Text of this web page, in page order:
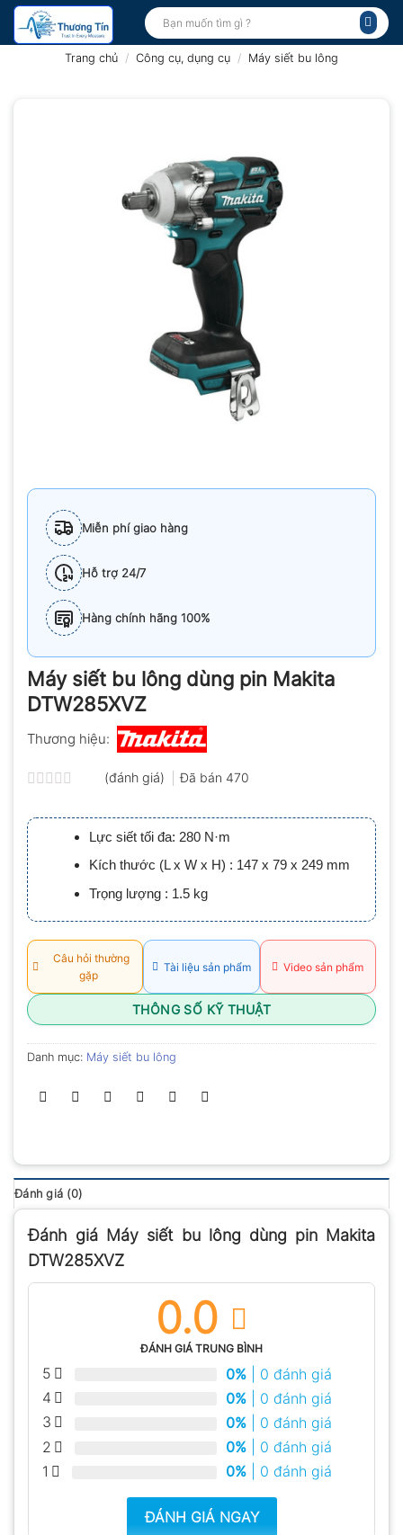
Bỏ
qua
Tìm
kiếm:
Trang chủ / Công cụ, dụng cụ / Máy siết bu lông
Miễn phí giao hàng
Hỗ trợ 24/7
Hàng chính hãng 100%
Máy siết bu lông dùng pin Makita
DTW285XVZ
Thương hiệu:
xếp
hạng
0.0
5
sao
(đánh giá) Đã bán 470
Lực siết tối đa: 280 N·m
Kích thước (L x W x H) : 147 x 79 x 249 mm
Trọng lượng : 1.5 kg
Câu hỏi thường
gặp
Tài liệu sản phẩm Video sản phẩm
THÔNG SỐ KỸ THUẬT
Danh mục: Máy siết bu lông
Đánh giá (0)
Đánh giá Máy siết bu lông dùng pin Makita
DTW285XVZ
0.0
ĐÁNH GIÁ TRUNG BÌNH
5 0% | 0 đánh giá
4
0% | 0 đánh giá
3
0% | 0 đánh giá
2
0% | 0 đánh giá
1
0% | 0 đánh giá
ĐÁNH GIÁ NGAY